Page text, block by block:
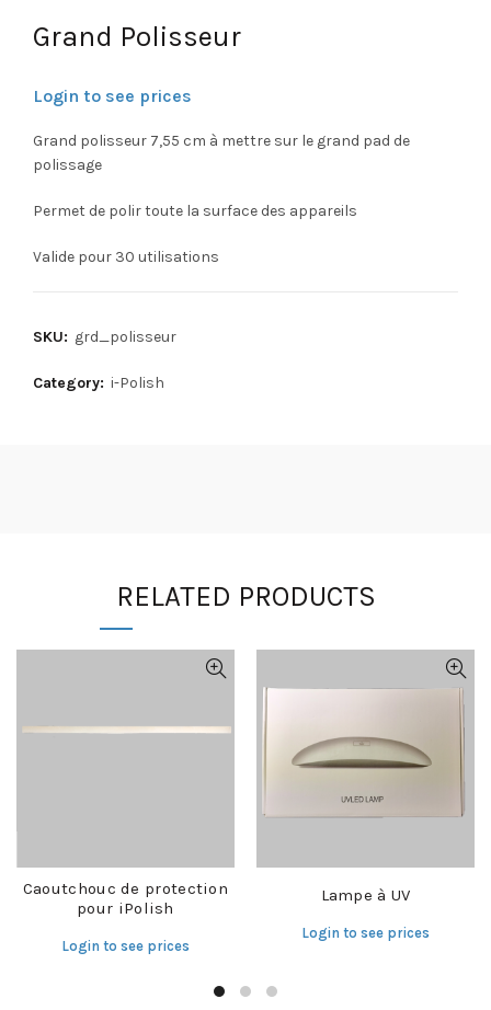
Grand Polisseur
Login to see prices
Grand polisseur 7,55 cm à mettre sur le grand pad de
polissage
Permet de polir toute la surface des appareils
Valide pour 30 utilisations
SKU: grd_polisseur
Category: i-Polish
RELATED PRODUCTS
Caoutchouc de protection
pour iPolish
Login to see prices
Lampe à UV
Login to see prices